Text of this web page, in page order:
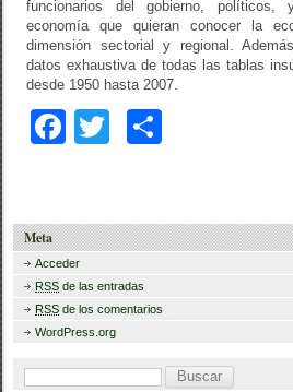
funcionarios del gobierno, políticos,
economía que quieran conocer la
dimensión sectorial y regional.
datos exhaustiva de todas las tablas
desde 1950 hasta 2007.
F
e
b
o
o
k
T
er p
tir
Meta
Acceder
RSS de las entradas
RSS de los comentarios
WordPress.org
B